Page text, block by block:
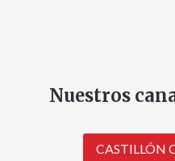
Nuestros
CASTILLÓN